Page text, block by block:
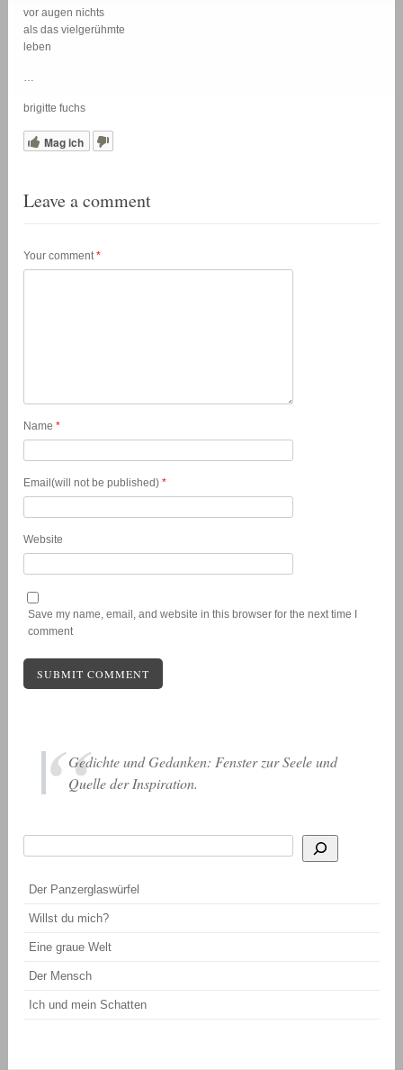
vor augen nichts
als das vielgerühmte
leben
…
brigitte fuchs
Mag ich
Leave a comment
Your comment*
Name*
Email(will not be published)*
Website
Save my name, email, and website in this browser for the next time I
comment
Gedichte und Gedanken: Fenster zur Seele und
Quelle der Inspiration.
Der Panzerglaswürfel
Willst du mich?
Eine graue Welt
Der Mensch
Ich und mein Schatten